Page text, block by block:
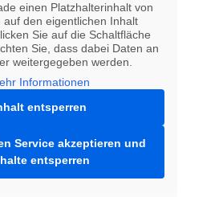
einen Platzhalterinhalt von
auf den eigentlichen Inhalt
Sie auf die Schaltfläche
Sie, dass dabei Daten an
weitergegeben werden.
Informationen
entsperren
Service akzeptieren und
entsperren